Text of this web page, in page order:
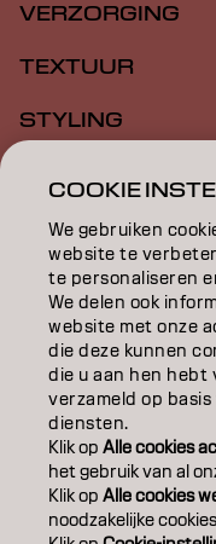
VERZORGING
TEXTUUR
STYLING
EDUCATION
OVER
SALONVINDER
WORD PARTNER
CONTACT
Colofon
COOKIE
We gebruiken
website te
te personaliseren
We delen ook
website met onze
die deze kunnen
die u aan hen hebt
verzameld op
diensten.
Klik opAlle cookies
het gebruik van al
Klik opAlle cookies
noodzakelijke